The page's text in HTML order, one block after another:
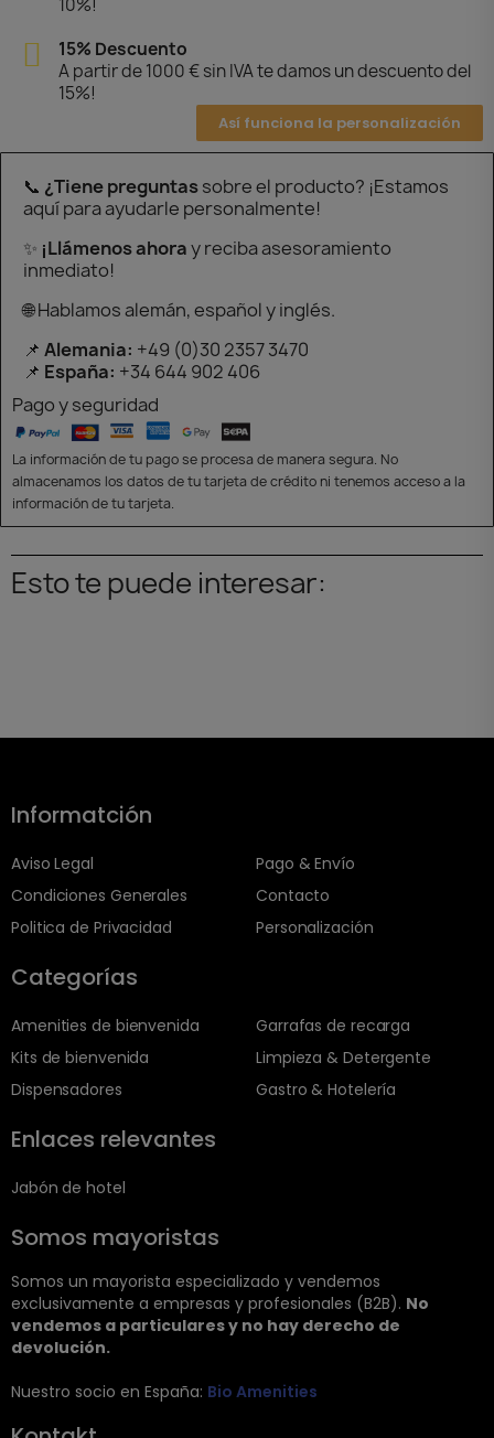
10%!
15% Descuento
A partir de 1000 € sin IVA te damos un descuento del
15%!
Así funciona la personalización
📞 ¿Tiene preguntassobre el producto? ¡Estamos
aquí para ayudarle personalmente!
✨ ¡Llámenos ahoray reciba asesoramiento
inmediato!
🌐 Hablamos alemán, español y inglés.
📌 Alemania: +49 (0)30 2357 3470
📌 España: +34 644 902 406
Pago y seguridad
La información de tu pago se procesa de manera segura. No
almacenamos los datos de tu tarjeta de crédito ni tenemos acceso a la
información de tu tarjeta.
Esto te puede interesar:
Informatción
Aviso Legal
Condiciones Generales
Politica de Privacidad
Pago & Envío
Contacto
Personalización
Categorías
Amenities de bienvenida
Kits de bienvenida
Dispensadores
Garrafas de recarga
Limpieza & Detergente
Gastro & Hotelería
Enlaces relevantes
Jabón de hotel
Somos mayoristas
Somos un mayorista especializado y vendemos
exclusivamente a empresas y profesionales (B2B). No
vendemos a particulares y no hay derecho de
devolución.
Nuestro socio en España: Bio Amenities